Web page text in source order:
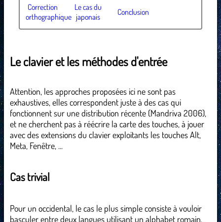
Correction
orthographique
Le cas du
japonais
Conclusion
Le clavier et les méthodes d'entrée
Attention, les approches proposées ici ne sont pas
exhaustives, elles correspondent juste à des cas qui
fonctionnent sur une distribution récente (Mandriva 2006),
et ne cherchent pas à réécrire la carte des touches, à jouer
avec des extensions du clavier exploitants les touches Alt,
Meta, Fenêtre, ...
Cas trivial
Pour un occidental, le cas le plus simple consiste à vouloir
basculer entre deux langues utilisant un alphabet romain.